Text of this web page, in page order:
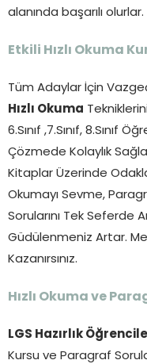
alanında başarılı olurlar.
Etkili Hızlı Okuma
Tüm Adaylar İçin
Hızlı Okuma
6.Sınıf ,7.Sınıf, 8.Sınıf
Çözmede Kolaylık
Kitaplar Üzerinde
Okumayı Sevme,
Sorularını Tek Seferde
Güdülenmeniz Artar.
Kazanırsınız.
Hızlı Okuma ve
LGS Hazırlık
Kursu ve Paragraf